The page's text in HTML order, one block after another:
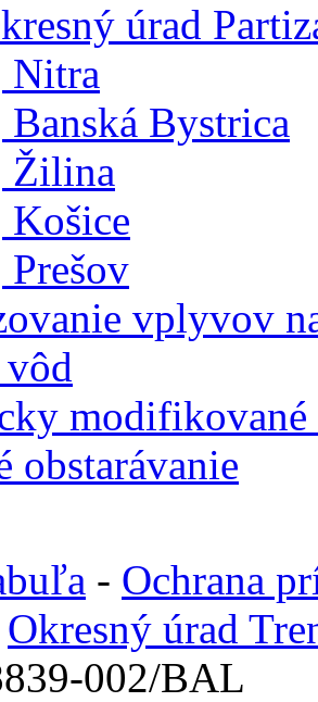
úrad
Nitra
Bystrica
Žilina
vplyvov
obstarávanie
- Ochrana
Okresný úrad
002/BAL